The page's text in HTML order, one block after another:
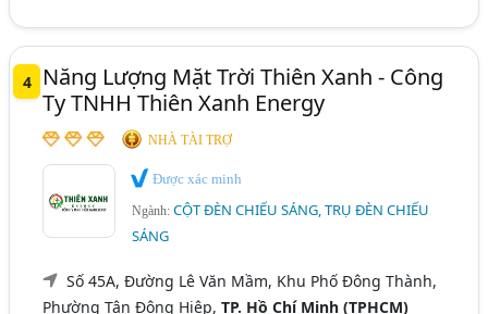
4
Năng Lượng Mặt Trời Thiên Xanh - Công
Ty TNHH Thiên Xanh Energy
NHÀ TÀI TRỢ
Được xác minh
Ngành:CỘT ĐÈN CHIẾU SÁNG, TRỤ ĐÈN CHIẾU
SÁNG
Số 45A, Đường Lê Văn Mầm, Khu Phố Đông Thành,
Phường Tân Đông Hiệp,TP. Hồ Chí Minh (TPHCM)